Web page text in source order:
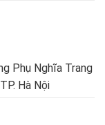
Phụ Nghĩa Trang
Hà Nội